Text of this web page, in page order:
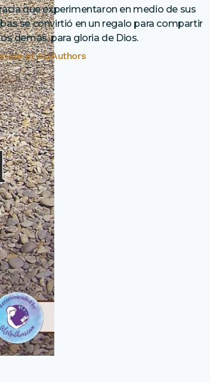
que experimentaron en medio de sus
se convirtió en un regalo para compartir
demás, para gloria de Dios.
at AlzAuthors